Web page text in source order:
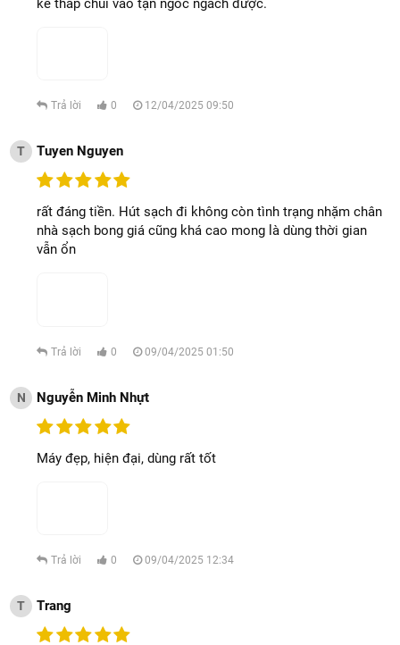
kế thấp chui vào tận ngóc ngách được.
Trả lời 0 12/04/2025 09:50
T Tuyen Nguyen
rất đáng tiền. Hút sạch đi không còn tình trạng nhặm chân
nhà sạch bong giá cũng khá cao mong là dùng thời gian
vẫn ổn
Trả lời 0 09/04/2025 01:50
N Nguyễn Minh Nhựt
Máy đẹp, hiện đại, dùng rất tốt
Trả lời 0 09/04/2025 12:34
T Trang